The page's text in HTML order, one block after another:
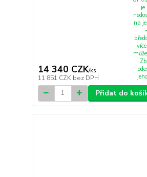
14 340 CZK/ks
11 851 CZK bez DPH
na
Přidat do